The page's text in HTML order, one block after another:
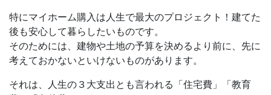
特にマイホーム購入は人生で最大のプロジェクト！建てた
後も安心して暮らしたいものです。
そのためには、建物や土地の予算を決めるより前に、先に
考えておかないといけないものがあります。
それは、人生の３大支出とも言われる「住宅費」「教育